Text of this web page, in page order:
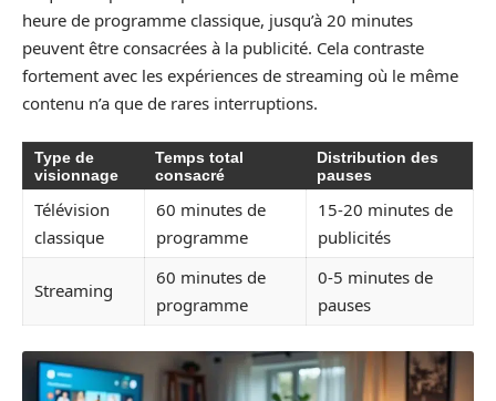
heure de programme classique, jusqu’à 20 minutes
peuvent être consacrées à la publicité. Cela contraste
fortement avec les expériences de streaming où le même
contenu n’a que de rares interruptions.
Type de
visionnage
Temps total
consacré
Distribution des
pauses
Télévision
classique
60 minutes de
programme
15-20 minutes de
publicités
Streaming
60 minutes de
programme
0-5 minutes de
pauses